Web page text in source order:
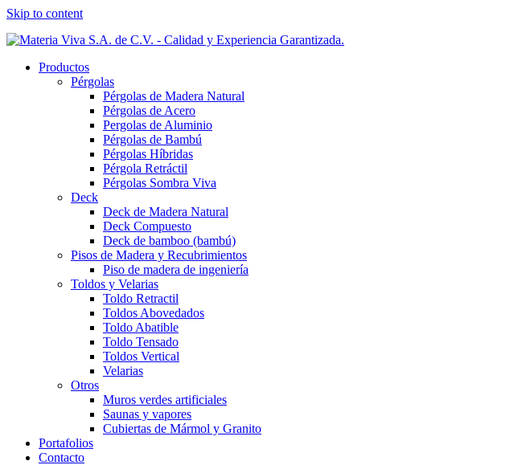
Skip to content
Productos
Pérgolas
Pérgolas de Madera Natural
Pérgolas de Acero
Pergolas de Aluminio
Pérgolas de Bambú
Pérgolas Híbridas
Pérgola Retráctil
Pérgolas Sombra Viva
Deck
Deck de Madera Natural
Deck Compuesto
Deck de bamboo (bambú)
Pisos de Madera y Recubrimientos
Piso de madera de ingeniería
Toldos y Velarias
Toldo Retractil
Toldos Abovedados
Toldo Abatible
Toldo Tensado
Toldos Vertical
Velarias
Otros
Muros verdes artificiales
Saunas y vapores
Cubiertas de Mármol y Granito
Portafolios
Contacto